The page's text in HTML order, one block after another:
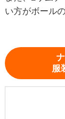
い方がボール
服